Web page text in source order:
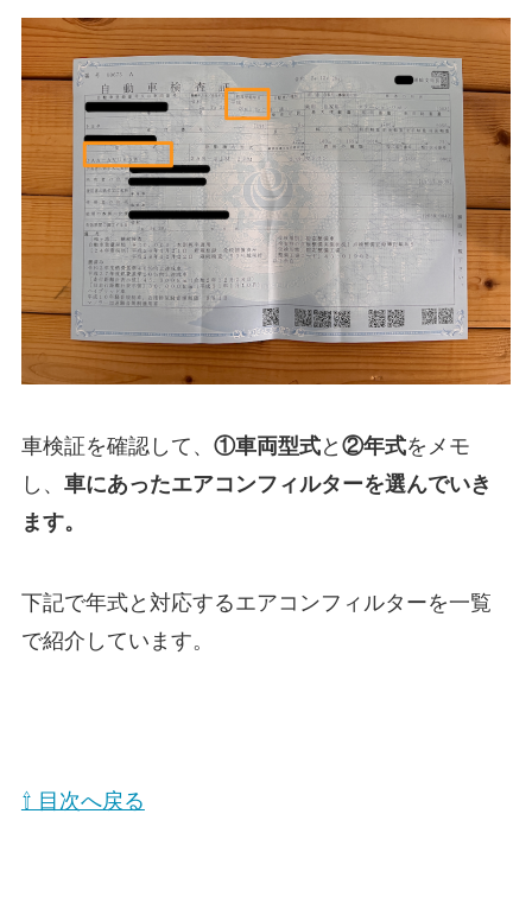
車検証を確認して、 ①車両型式と ②年式をメモ
し、 車にあったエアコンフィルターを選んでいき
ます。
下記で年式と対応するエアコンフィルターを一覧
で紹介しています。
⇧ 目次へ戻る